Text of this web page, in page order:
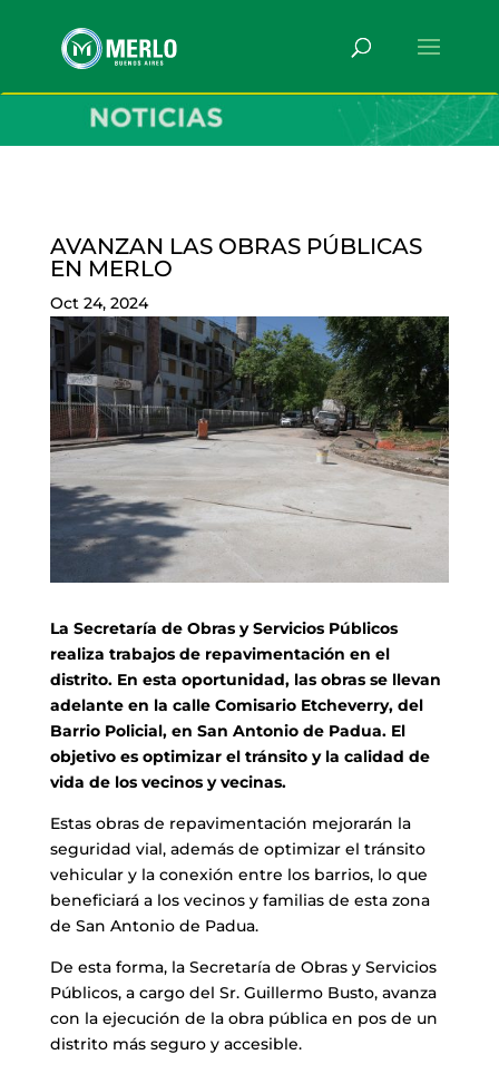
AVANZAN LAS OBRAS PÚBLICAS
EN MERLO
Oct 24, 2024
La Secretaría de Obras y Servicios Públicos
realiza trabajos de repavimentación en el
distrito. En esta oportunidad, las obras se llevan
adelante en la calle Comisario Etcheverry, del
Barrio Policial, en San Antonio de Padua. El
objetivo es optimizar el tránsito y la calidad de
vida de los vecinos y vecinas.
Estas obras de repavimentación mejorarán la
seguridad vial, además de optimizar el tránsito
vehicular y la conexión entre los barrios, lo que
beneficiará a los vecinos y familias de esta zona
de San Antonio de Padua.
De esta forma, la Secretaría de Obras y Servicios
Públicos, a cargo del Sr. Guillermo Busto, avanza
con la ejecución de la obra pública en pos de un
distrito más seguro y accesible.